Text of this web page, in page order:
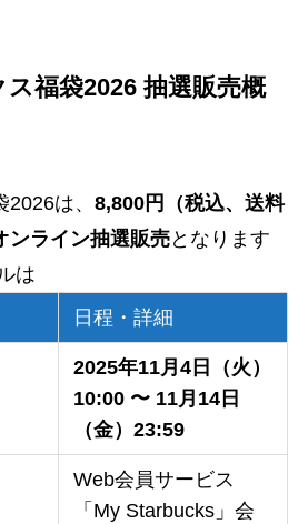
ス福袋2026 抽選販売概
は、 8,800円（税込、送料
ンライン抽選販売となります
は
日程・詳細
2025年11月4日（火）
10:00 〜 11月14日
（金）23:59
Web会員サービス
「My Starbucks」会